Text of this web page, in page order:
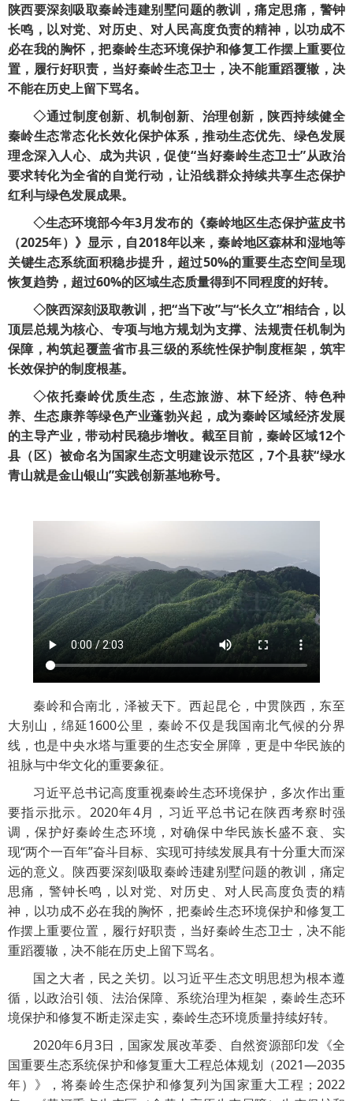
陕西要深刻吸取秦岭违建别墅问题的教训，痛定思痛，警钟
长鸣，以对党、对历史、对人民高度负责的精神，以功成不
必在我的胸怀，把秦岭生态环境保护和修复工作摆上重要位
置，履行好职责，当好秦岭生态卫士，决不能重蹈覆辙，决
不能在历史上留下骂名。
◇通过制度创新、机制创新、治理创新，陕西持续健全
秦岭生态常态化长效化保护体系，推动生态优先、绿色发展
理念深入人心、成为共识，促使“当好秦岭生态卫士”从政治
要求转化为全省的自觉行动，让沿线群众持续共享生态保护
红利与绿色发展成果。
◇生态环境部今年3月发布的《秦岭地区生态保护蓝皮书
（2025年）》显示，自2018年以来，秦岭地区森林和湿地等
关键生态系统面积稳步提升，超过50%的重要生态空间呈现
恢复趋势，超过60%的区域生态质量得到不同程度的好转。
◇陕西深刻汲取教训，把“当下改”与“长久立”相结合，以
顶层总规为核心、专项与地方规划为支撑、法规责任机制为
保障，构筑起覆盖省市县三级的系统性保护制度框架，筑牢
长效保护的制度根基。
◇依托秦岭优质生态，生态旅游、林下经济、特色种
养、生态康养等绿色产业蓬勃兴起，成为秦岭区域经济发展
的主导产业，带动村民稳步增收。截至目前，秦岭区域12个
县（区）被命名为国家生态文明建设示范区，7个县获“绿水
青山就是金山银山”实践创新基地称号。
秦岭和合南北，泽被天下。西起昆仑，中贯陕西，东至
大别山，绵延1600公里，秦岭不仅是我国南北气候的分界
线，也是中央水塔与重要的生态安全屏障，更是中华民族的
祖脉与中华文化的重要象征。
习近平总书记高度重视秦岭生态环境保护，多次作出重
要指示批示。2020年4月，习近平总书记在陕西考察时强
调，保护好秦岭生态环境，对确保中华民族长盛不衰、实
现“两个一百年”奋斗目标、实现可持续发展具有十分重大而深
远的意义。陕西要深刻吸取秦岭违建别墅问题的教训，痛定
思痛，警钟长鸣，以对党、对历史、对人民高度负责的精
神，以功成不必在我的胸怀，把秦岭生态环境保护和修复工
作摆上重要位置，履行好职责，当好秦岭生态卫士，决不能
重蹈覆辙，决不能在历史上留下骂名。
国之大者，民之关切。以习近平生态文明思想为根本遵
循，以政治引领、法治保障、系统治理为框架，秦岭生态环
境保护和修复不断走深走实，秦岭生态环境质量持续好转。
2020年6月3日，国家发展改革委、自然资源部印发《全
国重要生态系统保护和修复重大工程总体规划（2021—2035
年）》，将秦岭生态保护和修复列为国家重大工程；2022